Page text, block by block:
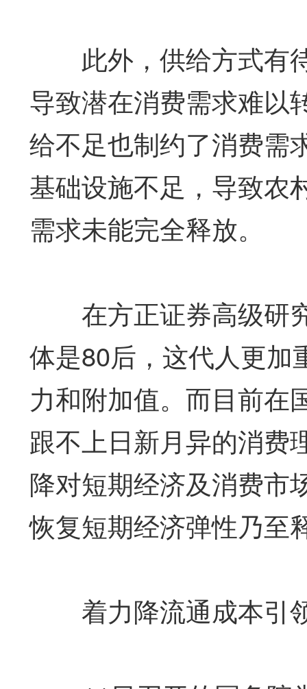
此外，供给方式有
导致潜在消费需求难以
给不足也制约了消费需
基础设施不足，导致农
需求未能完全释放。
在方正证券高级研
体是80后，这代人更加
力和附加值。而目前在
跟不上日新月异的消费
降对短期经济及消费市
恢复短期经济弹性乃至
着力降流通成本引